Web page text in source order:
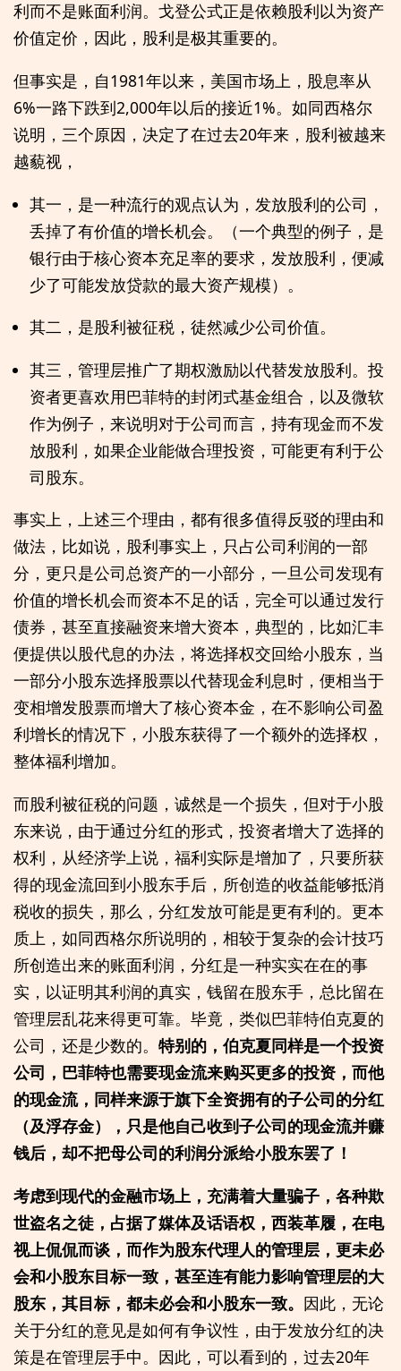
利而不是账面利润。戈登公式正是依赖股利以为资产
价值定价，因此，股利是极其重要的。
但事实是，自1981年以来，美国市场上，股息率从
6%一路下跌到2,000年以后的接近1%。如同西格尔
说明，三个原因，决定了在过去20年来，股利被越来
越藐视，
其一，是一种流行的观点认为，发放股利的公司，
丢掉了有价值的增长机会。（一个典型的例子，是
银行由于核心资本充足率的要求，发放股利，便减
少了可能发放贷款的最大资产规模）。
其二，是股利被征税，徒然减少公司价值。
其三，管理层推广了期权激励以代替发放股利。投
资者更喜欢用巴菲特的封闭式基金组合，以及微软
作为例子，来说明对于公司而言，持有现金而不发
放股利，如果企业能做合理投资，可能更有利于公
司股东。
事实上，上述三个理由，都有很多值得反驳的理由和
做法，比如说，股利事实上，只占公司利润的一部
分，更只是公司总资产的一小部分，一旦公司发现有
价值的增长机会而资本不足的话，完全可以通过发行
债券，甚至直接融资来增大资本，典型的，比如汇丰
便提供以股代息的办法，将选择权交回给小股东，当
一部分小股东选择股票以代替现金利息时，便相当于
变相增发股票而增大了核心资本金，在不影响公司盈
利增长的情况下，小股东获得了一个额外的选择权，
整体福利增加。
而股利被征税的问题，诚然是一个损失，但对于小股
东来说，由于通过分红的形式，投资者增大了选择的
权利，从经济学上说，福利实际是增加了，只要所获
得的现金流回到小股东手后，所创造的收益能够抵消
税收的损失，那么，分红发放可能是更有利的。更本
质上，如同西格尔所说明的，相较于复杂的会计技巧
所创造出来的账面利润，分红是一种实实在在的事
实，以证明其利润的真实，钱留在股东手，总比留在
管理层乱花来得更可靠。毕竟，类似巴菲特伯克夏的
公司，还是少数的。 特别的，伯克夏同样是一个投资
公司，巴菲特也需要现金流来购买更多的投资，而他
的现金流，同样来源于旗下全资拥有的子公司的分红
（及浮存金），只是他自己收到子公司的现金流并赚
钱后，却不把母公司的利润分派给小股东罢了！
考虑到现代的金融市场上，充满着大量骗子，各种欺
世盗名之徒，占据了媒体及话语权，西装革履，在电
视上侃侃而谈，而作为股东代理人的管理层，更未必
会和小股东目标一致，甚至连有能力影响管理层的大
股东，其目标，都未必会和小股东一致。 因此，无论
关于分红的意见是如何有争议性，由于发放分红的决
策是在管理层手中。因此，可以看到的，过去20年